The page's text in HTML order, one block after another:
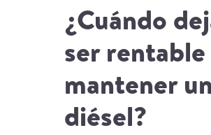
¿Cuándo
ser rentable
mantener un
diésel?